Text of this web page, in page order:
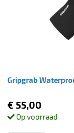
Gripgrab
€ 55,00
Op voorraad